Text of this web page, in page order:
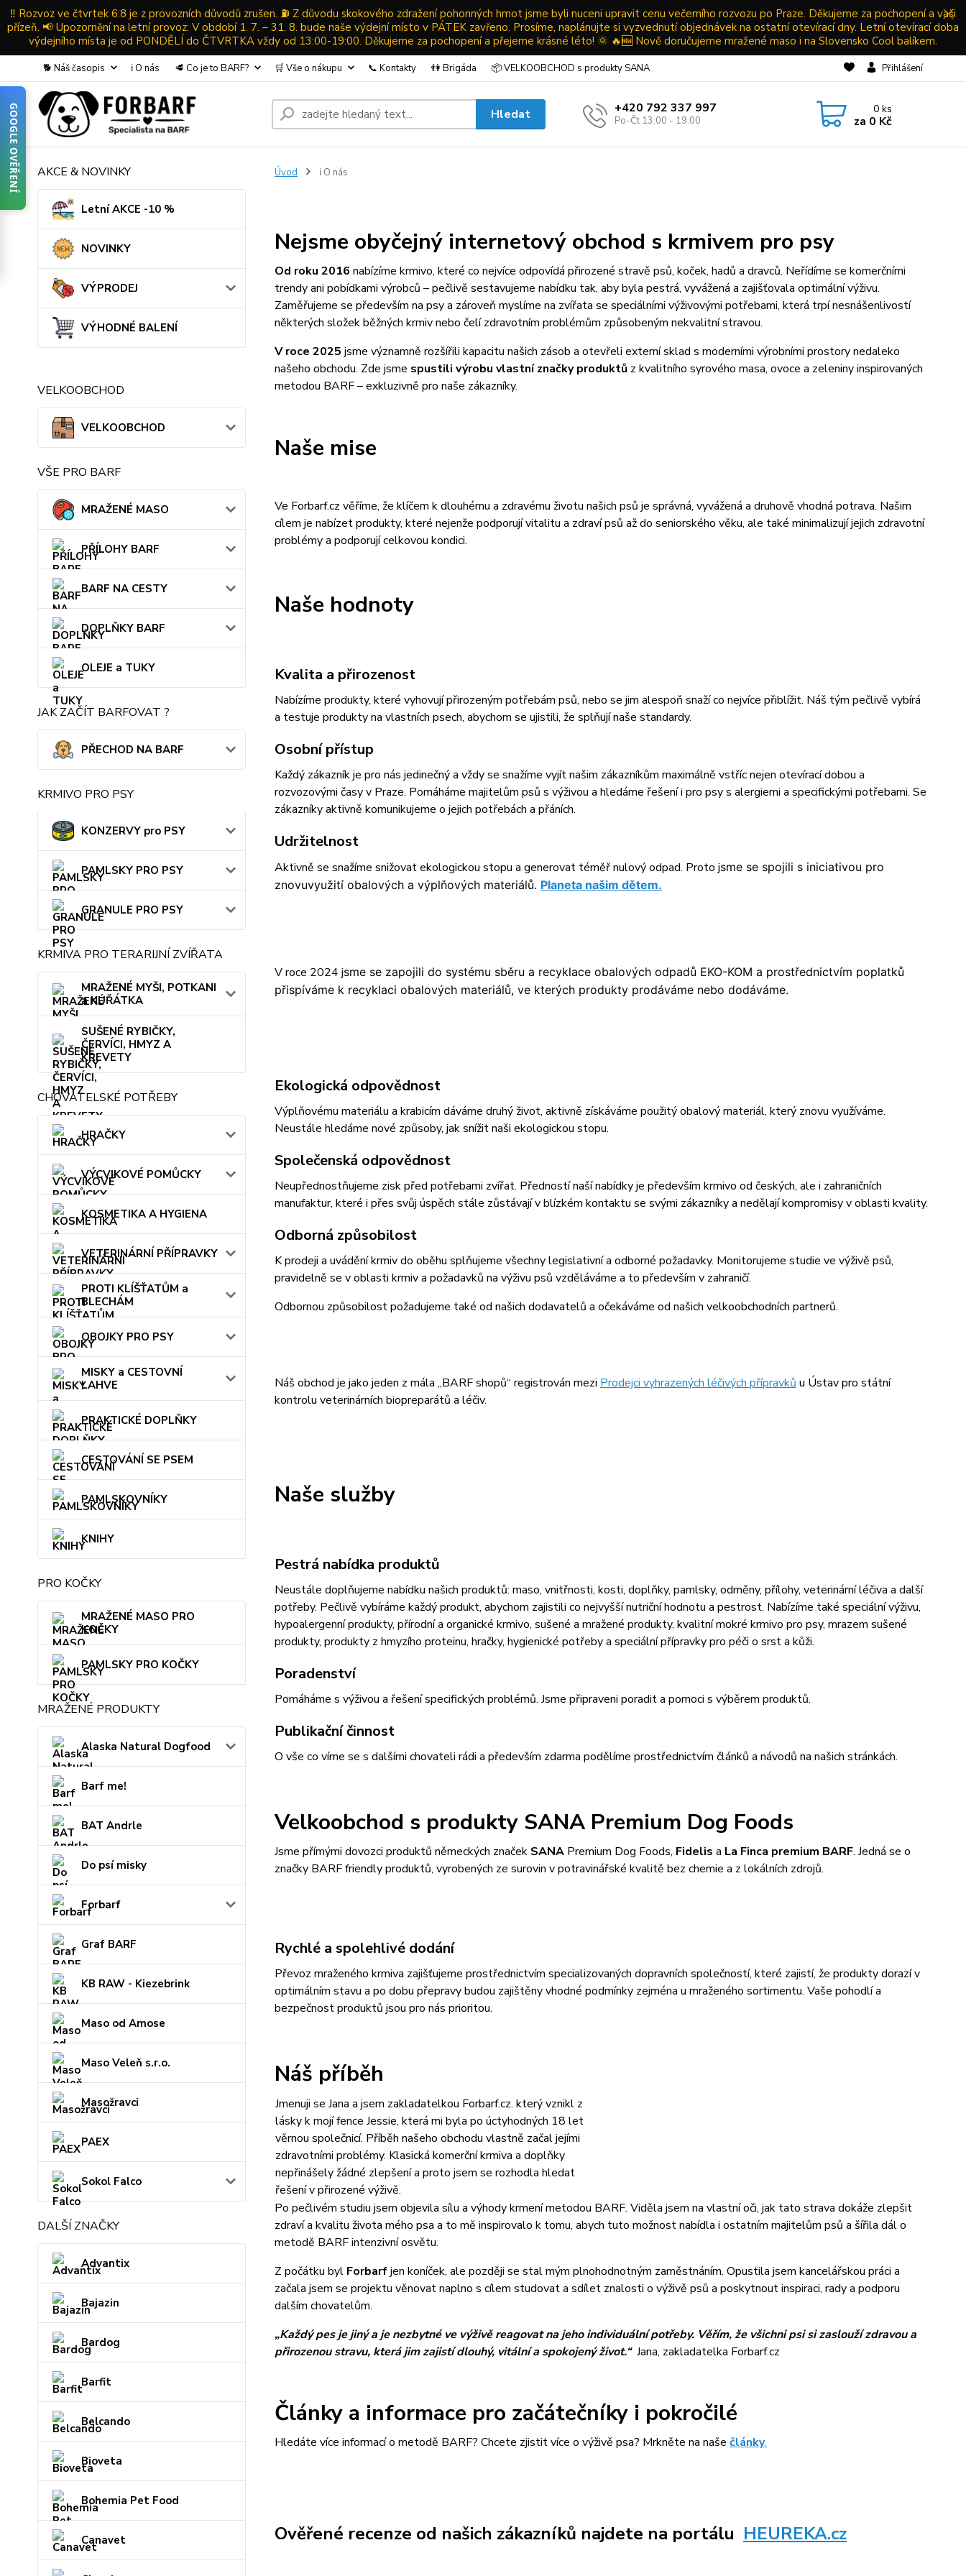
‼️ Rozvoz ve čtvrtek 6.8 je z provozních důvodů zrušen. ⛽ Z důvodu skokového zdražení pohonných hmot jsme byli nuceni upravit cenu večerního rozvozu po Praze. Děkujeme za pochopení a vaši
přízeň. 📢 Upozornění na letní provoz: V období 1. 7. – 31. 8. bude naše výdejní místo v PÁTEK zavřeno. Prosíme, naplánujte si vyzvednutí objednávek na ostatní otevírací dny. Letní otevírací doba
výdejního místa je od PONDĚLÍ do ČTVRTKA vždy od 13:00-19:00. Děkujeme za pochopení a přejeme krásné léto! 🌞 🔥🆕 Nově doručujeme mražené maso i na Slovensko Cool balíkem.
🐕 Náš časopis ℹ️ O nás 🥩 Co je to BARF? 🛒 Vše o nákupu 📞 Kontakty 👫 Brigáda 📦 VELKOOBCHOD s produkty SANA Přihlášení
Hledat +420 792 337 997
Po-Čt 13:00 - 19:00
0ks
za 0 Kč
AKCE & NOVINKY
Letní AKCE -10 %
NOVINKY
VÝPRODEJ
VÝHODNÉ BALENÍ
VELKOOBCHOD
VELKOOBCHOD
VŠE PRO BARF
MRAŽENÉ MASO
PŘÍLOHY BARF
BARF NA CESTY
DOPLŇKY BARF
OLEJE a TUKY
JAK ZAČÍT BARFOVAT ?
PŘECHOD NA BARF
KRMIVO PRO PSY
KONZERVY pro PSY
PAMLSKY PRO PSY
GRANULE PRO PSY
KRMIVA PRO TERARIJNÍ ZVÍŘATA
MRAŽENÉ MYŠI, POTKANI
a KUŘÁTKA
SUŠENÉ RYBIČKY,
ČERVÍCI, HMYZ A
KREVETY
CHOVATELSKÉ POTŘEBY
HRAČKY
VÝCVIKOVÉ POMŮCKY
KOSMETIKA A HYGIENA
VETERINÁRNÍ PŘÍPRAVKY
PROTI KLÍŠŤATŮM a
BLECHÁM
OBOJKY PRO PSY
MISKY a CESTOVNÍ
LAHVE
PRAKTICKÉ DOPLŇKY
CESTOVÁNÍ SE PSEM
PAMLSKOVNÍKY
KNIHY
PRO KOČKY
MRAŽENÉ MASO PRO
KOČKY
PAMLSKY PRO KOČKY
MRAŽENÉ PRODUKTY
Alaska Natural Dogfood
Barf me!
BAT Andrle
Do psí misky
Forbarf
Graf BARF
KB RAW - Kiezebrink
Maso od Amose
Maso Veleň s.r.o.
Masožravci
PAEX
Sokol Falco
DALŠÍ ZNAČKY
Advantix
Bajazin
Bardog
Barfit
Belcando
Bioveta
Bohemia Pet Food
Canavet
Úvod ℹ️ O nás
Nejsme obyčejný internetový obchod s krmivem pro psy
Od roku 2016 nabízíme krmivo, které co nejvíce odpovídá přirozené stravě psů, koček, hadů a dravců. Neřídíme se komerčními
trendy ani pobídkami výrobců – pečlivě sestavujeme nabídku tak, aby byla pestrá, vyvážená a zajišťovala optimální výživu.
Zaměřujeme se především na psy a zároveň myslíme na zvířata se speciálními výživovými potřebami, která trpí nesnášenlivostí
některých složek běžných krmiv nebo čelí zdravotním problémům způsobeným nekvalitní stravou.
V roce 2025 jsme významně rozšířili kapacitu našich zásob a otevřeli externí sklad s moderními výrobními prostory nedaleko
našeho obchodu. Zde jsme spustili výrobu vlastní značky produktůz kvalitního syrového masa, ovoce a zeleniny inspirovaných
metodou BARF – exkluzivně pro naše zákazníky.
Naše mise
Ve Forbarf.cz věříme, že klíčem k dlouhému a zdravému životu našich psů je správná, vyvážená a druhově vhodná potrava. Našim
cílem je nabízet produkty, které nejenže podporují vitalitu a zdraví psů až do seniorského věku, ale také minimalizují jejich zdravotní
problémy a podporují celkovou kondici.
Naše hodnoty
Kvalita a přirozenost
Nabízíme produkty, které vyhovují přirozeným potřebám psů, nebo se jim alespoň snaží co nejvíce přiblížit. Náš tým pečlivě vybírá
a testuje produkty na vlastních psech, abychom se ujistili, že splňují naše standardy.
Osobní přístup
Každý zákazník je pro nás jedinečný a vždy se snažíme vyjít našim zákazníkům maximálně vstříc nejen otevírací dobou a
rozvozovými časy v Praze. Pomáháme majitelům psů s výživou a hledáme řešení i pro psy s alergiemi a specifickými potřebami. Se
zákazníky aktivně komunikujeme o jejich potřebách a přáních.
Udržitelnost
Aktivně se snažíme snižovat ekologickou stopu a generovat téměř nulový odpad. Proto jsme se spojili s iniciativou pro
znovuvyužití obalových a výplňových materiálů. Planeta našim dětem.
V roce 2024 jsme se zapojili do systému sběru a recyklace obalových odpadů EKO-KOM a prostřednictvím poplatků
přispíváme k recyklaci obalových materiálů, ve kterých produkty prodáváme nebo dodáváme.
Ekologická odpovědnost
Výplňovému materiálu a krabicím dáváme druhý život, aktivně získáváme použitý obalový materiál, který znovu využíváme.
Neustále hledáme nové způsoby, jak snížit naši ekologickou stopu.
Společenská odpovědnost
Neupřednostňujeme zisk před potřebami zvířat. Předností naší nabídky je především krmivo od českých, ale i zahraničních
manufaktur, které i přes svůj úspěch stále zůstávají v blízkém kontaktu se svými zákazníky a nedělají kompromisy v oblasti kvality.
Odborná způsobilost
K prodeji a uvádění krmiv do oběhu splňujeme všechny legislativní a odborné požadavky. Monitorujeme studie ve výživě psů,
pravidelně se v oblasti krmiv a požadavků na výživu psů vzděláváme a to především v zahraničí.
Odbornou způsobilost požadujeme také od našich dodavatelů a očekáváme od našich velkoobchodních partnerů.
Náš obchod je jako jeden z mála „BARF shopů“ registrován mezi Prodejci vyhrazených léčivých přípravků u Ústav pro státní
kontrolu veterinárních biopreparátů a léčiv.
Naše služby
Pestrá nabídka produktů
Neustále doplňujeme nabídku našich produktů: maso, vnitřnosti, kosti, doplňky, pamlsky, odměny, přílohy, veterinární léčiva a další
potřeby. Pečlivě vybíráme každý produkt, abychom zajistili co nejvyšší nutriční hodnotu a pestrost. Nabízíme také speciální výživu,
hypoalergenní produkty, přírodní a organické krmivo, sušené a mražené produkty, kvalitní mokré krmivo pro psy, mrazem sušené
produkty, produkty z hmyzího proteinu, hračky, hygienické potřeby a speciální přípravky pro péči o srst a kůži.
Poradenství
Pomáháme s výživou a řešení specifických problémů. Jsme připraveni poradit a pomoci s výběrem produktů.
Publikační činnost
O vše co víme se s dalšími chovateli rádi a především zdarma podělíme prostřednictvím článků a návodů na našich stránkách.
Velkoobchod s produkty SANA Premium Dog Foods
Jsme přímými dovozci produktů německých značek SANAPremium Dog Foods, Fidelis a La Finca premium BARF. Jedná se o
značky BARF friendly produktů, vyrobených ze surovin v potravinářské kvalitě bez chemie a z lokálních zdrojů.
Rychlé a spolehlivé dodání
Převoz mraženého krmiva zajišťujeme prostřednictvím specializovaných dopravních společností, které zajistí, že produkty dorazí v
optimálním stavu a po dobu přepravy budou zajištěny vhodné podmínky zejména u mraženého sortimentu. Vaše pohodlí a
bezpečnost produktů jsou pro nás prioritou.
Náš příběh
Jmenuji se Jana a jsem zakladatelkou Forbarf.cz. který vznikl z
lásky k mojí fence Jessie, která mi byla po úctyhodných 18 let
věrnou společnicí. Příběh našeho obchodu vlastně začal jejími
zdravotními problémy. Klasická komerční krmiva a doplňky
nepřinášely žádné zlepšení a proto jsem se rozhodla hledat
řešení v přirozené výživě.
Po pečlivém studiu jsem objevila sílu a výhody krmení metodou BARF. Viděla jsem na vlastní oči, jak tato strava dokáže zlepšit
zdraví a kvalitu života mého psa a to mě inspirovalo k tomu, abych tuto možnost nabídla i ostatním majitelům psů a šířila dál o
metodě BARF intenzivní osvětu.
Z počátku byl Forbarfjen koníček, ale později se stal mým plnohodnotným zaměstnáním. Opustila jsem kancelářskou práci a
začala jsem se projektu věnovat naplno s cílem studovat a sdílet znalosti o výživě psů a poskytnout inspiraci, rady a podporu
dalším chovatelům.
„Každý pes je jiný a je nezbytné ve výživě reagovat na jeho individuální potřeby. Věřím, že všichni psi si zaslouží zdravou a
přirozenou stravu, která jim zajistí dlouhý, vitální a spokojený život.“ Jana, zakladatelka Forbarf.cz
Články a informace pro začátečníky i pokročilé
Hledáte více informací o metodě BARF? Chcete zjistit více o výživě psa? Mrkněte na naše články.
Ověřené recenze od našich zákazníků najdete na portálu HEUREKA.cz
GOOGLE OVĚŘENÍ